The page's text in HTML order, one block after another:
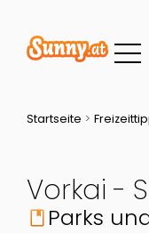
Startseite >
Vorkai -
book Parks